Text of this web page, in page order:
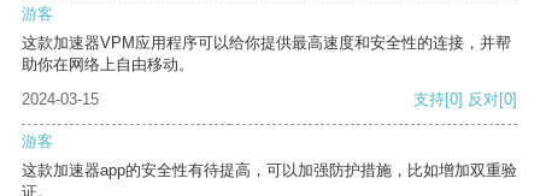
游客
这款加速器VPM应用程序可以给你提供最高速度和安全性的连接，并帮
助你在网络上自由移动。
2024-03-15
支持[0] 反对[0]
游客
这款加速器app的安全性有待提高，可以加强防护措施，比如增加双重验
证。